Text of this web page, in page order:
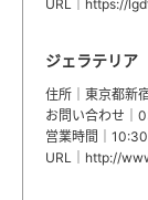
URL｜ https://
ジェラテリ
住所｜東京都新
お問い合わせ
営業時間｜
URL｜ http://